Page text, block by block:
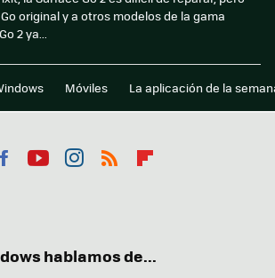
original y a otros modelos de la gama
2 ya...
Móviles La aplicación de la
hablamos de...